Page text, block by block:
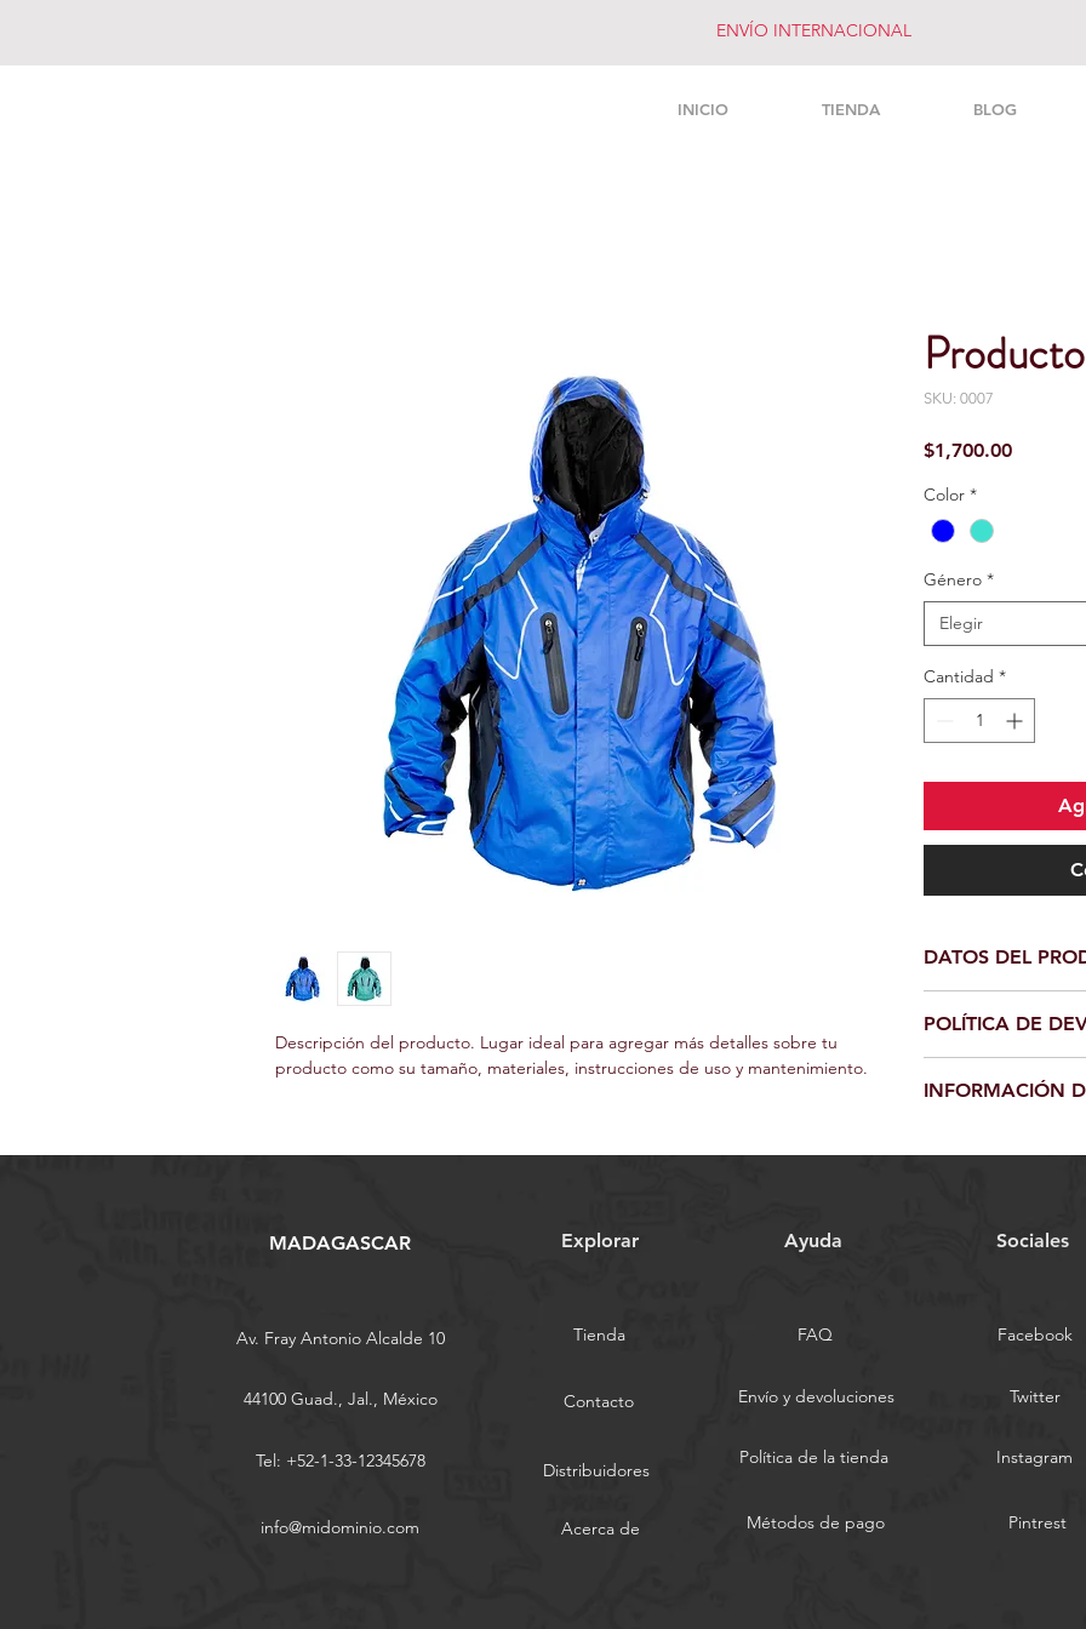
INICIO TIENDA BLOG
ENVÍO INTERNACIONAL
Descripción del producto. Lugar ideal para agregar más detalles sobre tu
producto como su tamaño, materiales, instrucciones de uso y mantenimiento.
Producto
SKU: 0007
$1,700.00Precio
Color *
Género *
Elegir
Cantidad *
DATOS DEL
información sobre
materiales,
También es un buen
que es tu producto y
POLÍTICA DE
explicar a tus
INFORMACIÓN
información sobre
confianza y
MADAGASCAR Explorar Ayuda Sociales
Av. Fray Antonio Alcalde 10
44100 Guad., Jal., México
Tel: +52-1-33-12345678
Tienda FAQ
Contacto Envío y devoluciones
Distribuidores
Política de la tienda
Facebook
Twitter
Instagram
info@midominio.com Acerca de Métodos de pago Pintrest